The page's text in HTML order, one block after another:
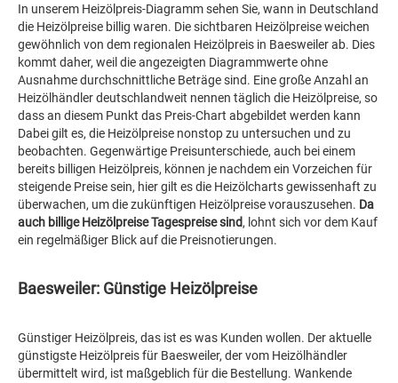
In unserem Heizölpreis-Diagramm sehen Sie, wann in Deutschland
die Heizölpreise billig waren. Die sichtbaren Heizölpreise weichen
gewöhnlich von dem regionalen Heizölpreis in Baesweiler ab. Dies
kommt daher, weil die angezeigten Diagrammwerte ohne
Ausnahme durchschnittliche Beträge sind. Eine große Anzahl an
Heizölhändler deutschlandweit nennen täglich die Heizölpreise, so
dass an diesem Punkt das Preis-Chart abgebildet werden kann
Dabei gilt es, die Heizölpreise nonstop zu untersuchen und zu
beobachten. Gegenwärtige Preisunterschiede, auch bei einem
bereits billigen Heizölpreis, können je nachdem ein Vorzeichen für
steigende Preise sein, hier gilt es die Heizölcharts gewissenhaft zu
überwachen, um die zukünftigen Heizölpreise vorauszusehen. Da
auch billige Heizölpreise Tagespreise sind, lohnt sich vor dem Kauf
ein regelmäßiger Blick auf die Preisnotierungen.
Baesweiler: Günstige Heizölpreise
Günstiger Heizölpreis, das ist es was Kunden wollen. Der aktuelle
günstigste Heizölpreis für Baesweiler, der vom Heizölhändler
übermittelt wird, ist maßgeblich für die Bestellung. Wankende